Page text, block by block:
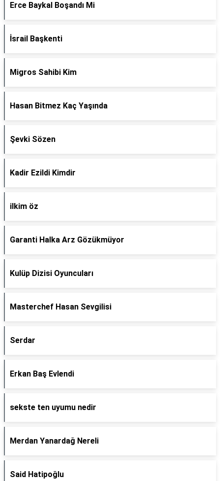
Erce Baykal Boşandı Mi
İsrail Başkenti
Migros Sahibi Kim
Hasan Bitmez Kaç Yaşında
Şevki Sözen
Kadir Ezildi Kimdir
ilkim öz
Garanti Halka Arz Gözükmüyor
Kulüp Dizisi Oyuncuları
Masterchef Hasan Sevgilisi
Serdar
Erkan Baş Evlendi
sekste ten uyumu nedir
Merdan Yanardağ Nereli
Said Hatipoğlu